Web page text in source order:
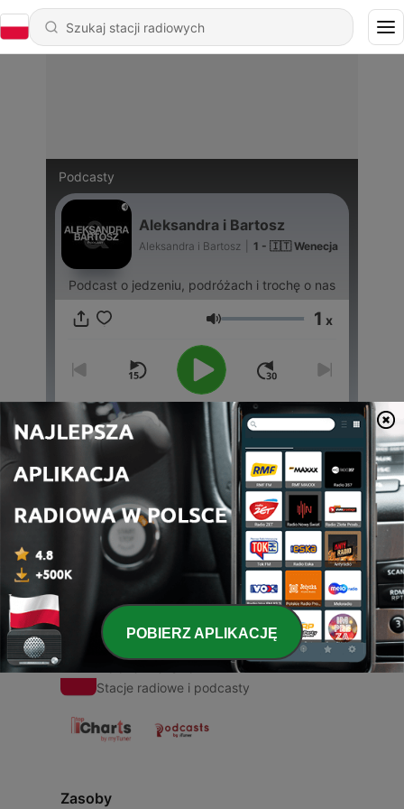
Podcasty
Aleksandra i Bartosz
Aleksandra i Bartosz 1 - 🇮🇹 Wenecja
Podcast o jedzeniu, podróżach i trochę o nas
Głośność 1 x
00:00 00:00
Odcinki
1 - 🇮🇹 Wenecja
14 mar 2020
Stacje radiowe i podcasty
Zasoby
POBIERZ APLIKACJĘ